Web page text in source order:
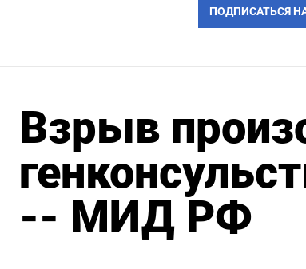
ПОДПИСАТЬСЯ
Взрыв
-- МИД РФ